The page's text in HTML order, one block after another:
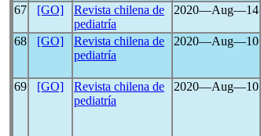
67 [GO]
Revista chilena de
pediatría
2020―Aug―14
68
[GO]
Revista chilena de
pediatría
2020―Aug―10
69
[GO]
Revista chilena de
pediatría
2020―Aug―10